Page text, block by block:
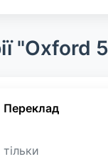
"Oxford
Переклад
тільки